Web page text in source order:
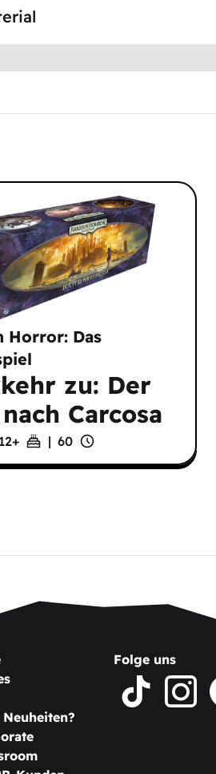
Horror: Das
zu: Der
Carcosa
12+ | 60
Folge uns